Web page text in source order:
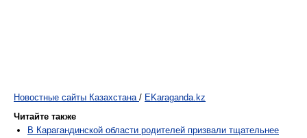
Новостные сайты Казахстана / EKaraganda.kz
Читайте также
В Карагандинской области родителей призвали тщательнее